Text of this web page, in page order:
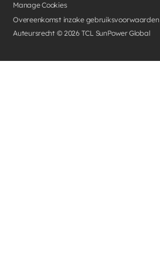
Manage Cookies
Overeenkomst inzake gebruiksvoorwaarden
Auteursrecht ©2026TCL SunPower Global